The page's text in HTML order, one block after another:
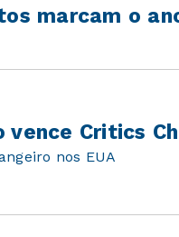
marcam o
Critics
nos EUA